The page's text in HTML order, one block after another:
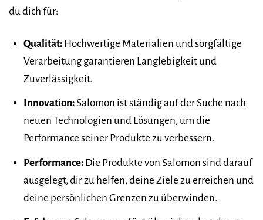
du dich für:
Qualität:Hochwertige Materialien und sorgfältige
Verarbeitung garantieren Langlebigkeit und
Zuverlässigkeit.
Innovation:Salomon ist ständig auf der Suche nach
neuen Technologien und Lösungen, um die
Performance seiner Produkte zu verbessern.
Performance:Die Produkte von Salomon sind darauf
ausgelegt, dir zu helfen, deine Ziele zu erreichen und
deine persönlichen Grenzen zu überwinden.